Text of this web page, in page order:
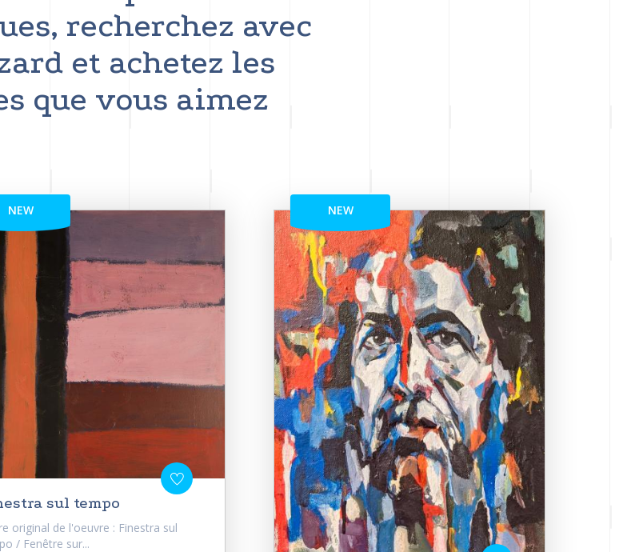
recherchez avec
et achetez les
que vous aimez
NEW
sul tempo
original de l'oeuvre : Finestra sul
/ Fenêtre sur...
NEW